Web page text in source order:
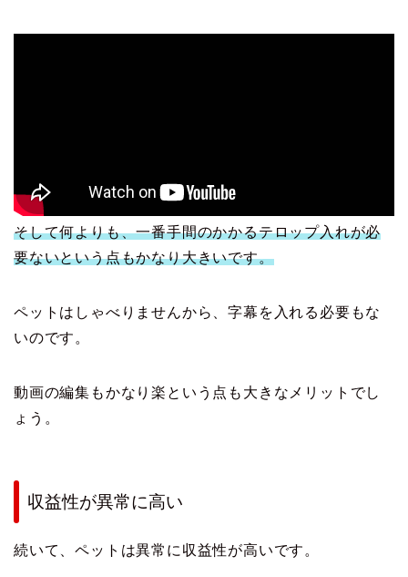
そして何よりも、一番手間のかかるテロップ入れが必
要ないという点もかなり大きいです。
ペットはしゃべりませんから、字幕を入れる必要もな
いのです。
動画の編集もかなり楽という点も大きなメリットでし
ょう。
収益性が異常に高い
続いて、ペットは異常に収益性が高いです。